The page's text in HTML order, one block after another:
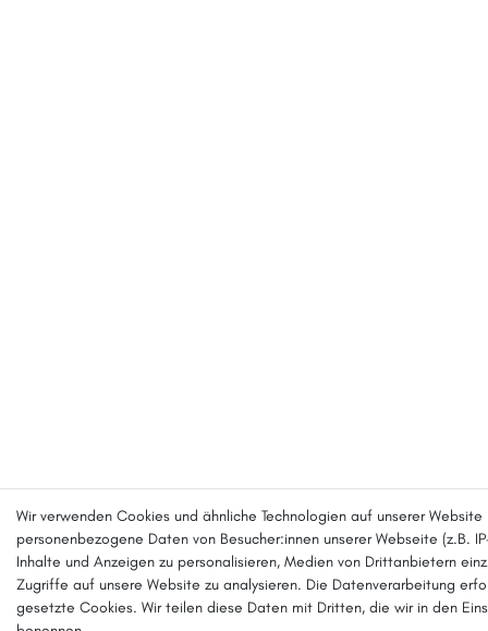
Wir verwenden Cookies und ähnliche Technologien auf unserer
personenbezogene Daten von Besucher:innen unserer Webseite (z.B.
Inhalte und Anzeigen zu personalisieren, Medien von Drittanbietern
Zugriffe auf unsere Website zu analysieren. Die Datenverarbeitung
gesetzte Cookies. Wir teilen diese Daten mit Dritten, die wir in den